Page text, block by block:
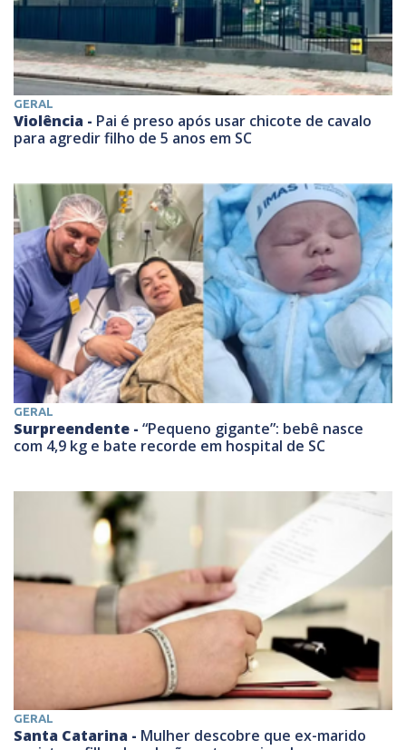
GERAL
Violência - Pai é preso após usar chicote de cavalo
para agredir filho de 5 anos em SC
GERAL
Surpreendente - “Pequeno gigante”: bebê nasce
com 4,9 kg e bate recorde em hospital de SC
GERAL
Santa Catarina - Mulher descobre que ex-marido